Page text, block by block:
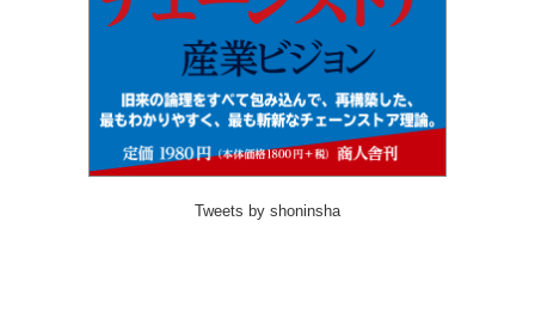
Tweets by shoninsha